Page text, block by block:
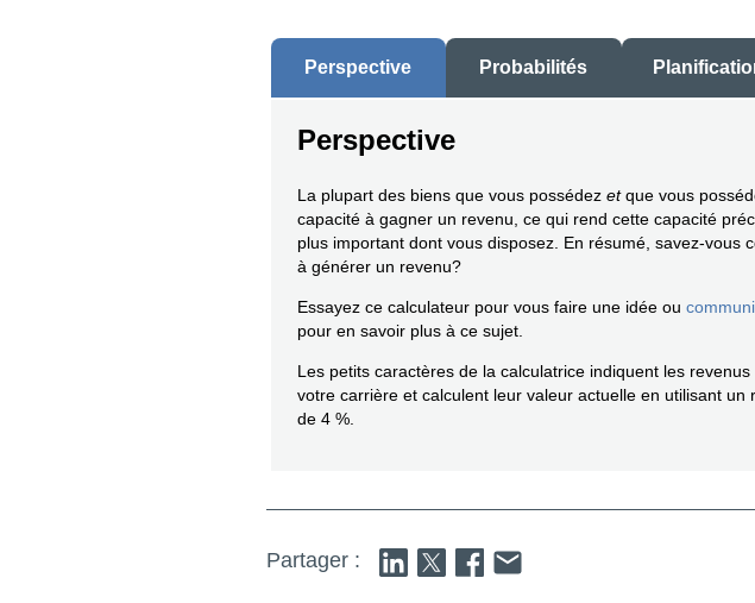
Perspective Probabilités
Perspective
La plupart des biens que vous possédez etque vous
capacité à gagner un revenu, ce qui rend cette capacité
plus important dont vous disposez. En résumé, savez-vous
à générer un revenu?
Essayez ce calculateur pour vous faire une idée ou
pour en savoir plus à ce sujet.
Les petits caractères de la calculatrice indiquent les
votre carrière et calculent leur valeur actuelle en utilisant un
de 4 %.
Partager :